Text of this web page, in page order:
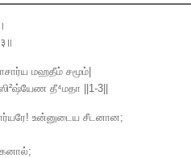
மஹதீம் சமூம்|
தீ⁴மதா ||1-3||
உன்னுடைய சீடனான;